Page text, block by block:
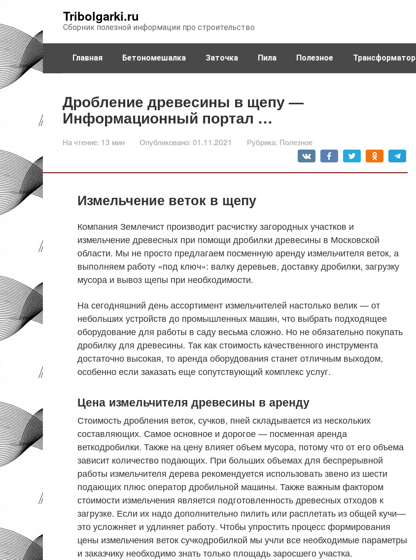
контенту
Tribolgarki.ru
Сборник полезной информации про строительство
Главная Бетономешалка Заточка Пила Полезное Трансформатор
Дробление древесины в щепу —
Информационный портал …
На чтение: 13 мин Опубликовано: 01.11.2021 Рубрика: Полезное
Измельчение веток в щепу
Компания Землечист производит расчистку загородных участков и
измельчение древесных при помощи дробилки древесины в Московской
области. Мы не просто предлагаем посменную аренду измельчителя веток, а
выполняем работу «под ключ»: валку деревьев, доставку дробилки, загрузку
мусора и вывоз щепы при необходимости.
На сегодняшний день ассортимент измельчителей настолько велик — от
небольших устройств до промышленных машин, что выбрать подходящее
оборудование для работы в саду весьма сложно. Но не обязательно покупать
дробилку для древесины. Так как стоимость качественного инструмента
достаточно высокая, то аренда оборудования станет отличным выходом,
особенно если заказать еще сопутствующий комплекс услуг.
Цена измельчителя древесины в аренду
Стоимость дробления веток, сучков, пней складывается из нескольких
составляющих. Самое основное и дорогое — посменная аренда
веткодробилки. Также на цену влияет объем мусора, потому что от его объема
зависит количество подающих. При больших объемах для беспрерывной
работы измельчителя дерева рекомендуется использовать звено из шести
подающих плюс оператор дробильной машины. Также важным фактором
стоимости измельчения является подготовленность древесных отходов к
загрузке. Если их надо дополнительно пилить или расплетать из общей кучи—
это усложняет и удлиняет работу. Чтобы упростить процесс формирования
цены измельчения веток сучкодробилкой мы учли все необходимые параметры
и заказчику необходимо знать только площадь заросшего участка.